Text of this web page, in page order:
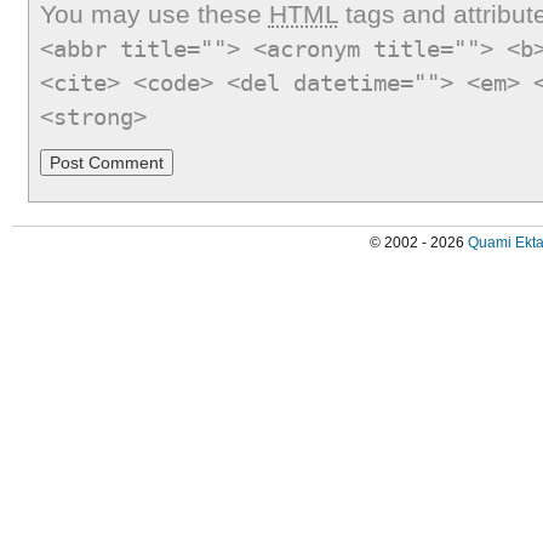
You may use these HTMLtags and
<abbr title=""> <acronym title="">
<cite> <code> <del datetime="">
<strong>
© 2002 - 2026 Quami